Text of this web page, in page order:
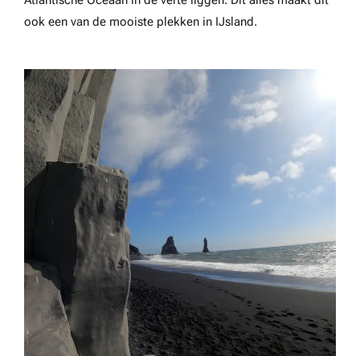
ook een van de mooiste plekken in IJsland.